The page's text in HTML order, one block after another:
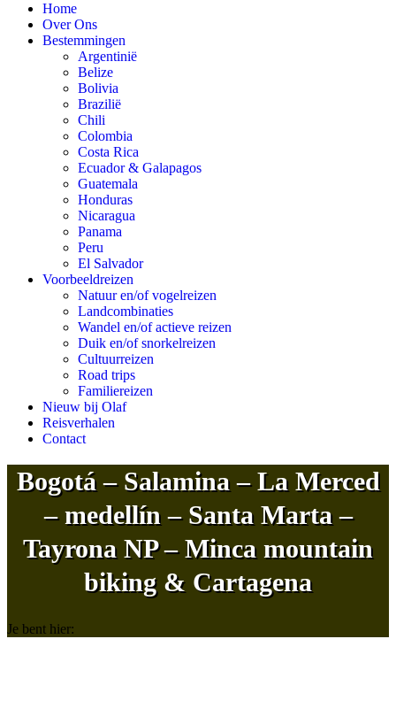
Home
Over Ons
Bestemmingen
Argentinië
Belize
Bolivia
Brazilië
Chili
Colombia
Costa Rica
Ecuador & Galapagos
Guatemala
Honduras
Nicaragua
Panama
Peru
El Salvador
Voorbeeldreizen
Natuur en/of vogelreizen
Landcombinaties
Wandel en/of actieve reizen
Duik en/of snorkelreizen
Cultuurreizen
Road trips
Familiereizen
Nieuw bij Olaf
Reisverhalen
Contact
Bogotá – Salamina – La Merced
– medellín – Santa Marta –
Tayrona NP – Minca mountain
biking & Cartagena
Je bent hier: